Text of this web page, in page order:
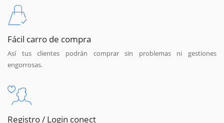
Fácil carro de compra
Así tus clientes podrán comprar sin problemas ni gestiones
engorrosas.
Registro / Login conect